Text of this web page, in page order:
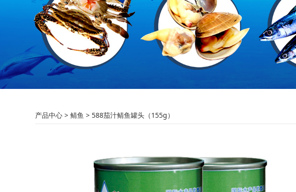
588茄汁鲭鱼罐头（155g）
产品中心 > 鲭鱼 > 588茄汁鲭鱼罐头（155g）